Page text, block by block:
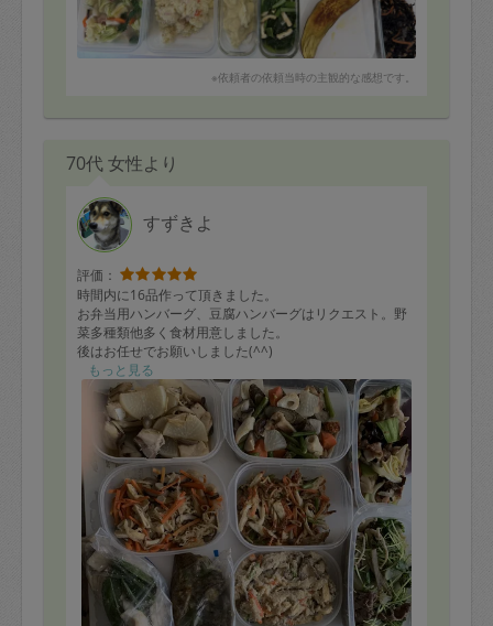
※依頼者の依頼当時の主観的な感想です。
70代 女性より
すずきよ
評価：
時間内に16品作って頂きました。
お弁当用ハンバーグ、豆腐ハンバーグはリクエスト。野
菜多種類他多く食材用意しました。
後はお任せでお願いしました(^^)
どれもみな見た目も食欲そそります。
糸寒天を使ったスープまでも作って頂きました。
粗挽き肉入りスペイン風オムレツは、お昼に少し食べま
したが薄味でも美味しくて満足満足(^.^)
是非またお願いしたいです♪♪
もっと見る